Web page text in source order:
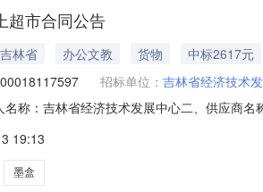
超市合同公告
吉林省 办公文教 货物
中标2617元
招标单位： 吉林省经济技术
名称：吉林省经济技术发展中心二、供应商
力5917文件夹得力/deli5917包3.0010303
19:13
墨盒